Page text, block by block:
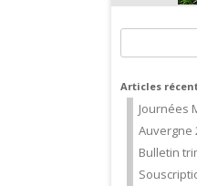
Articles
Journées
Auvergne
Bulletin